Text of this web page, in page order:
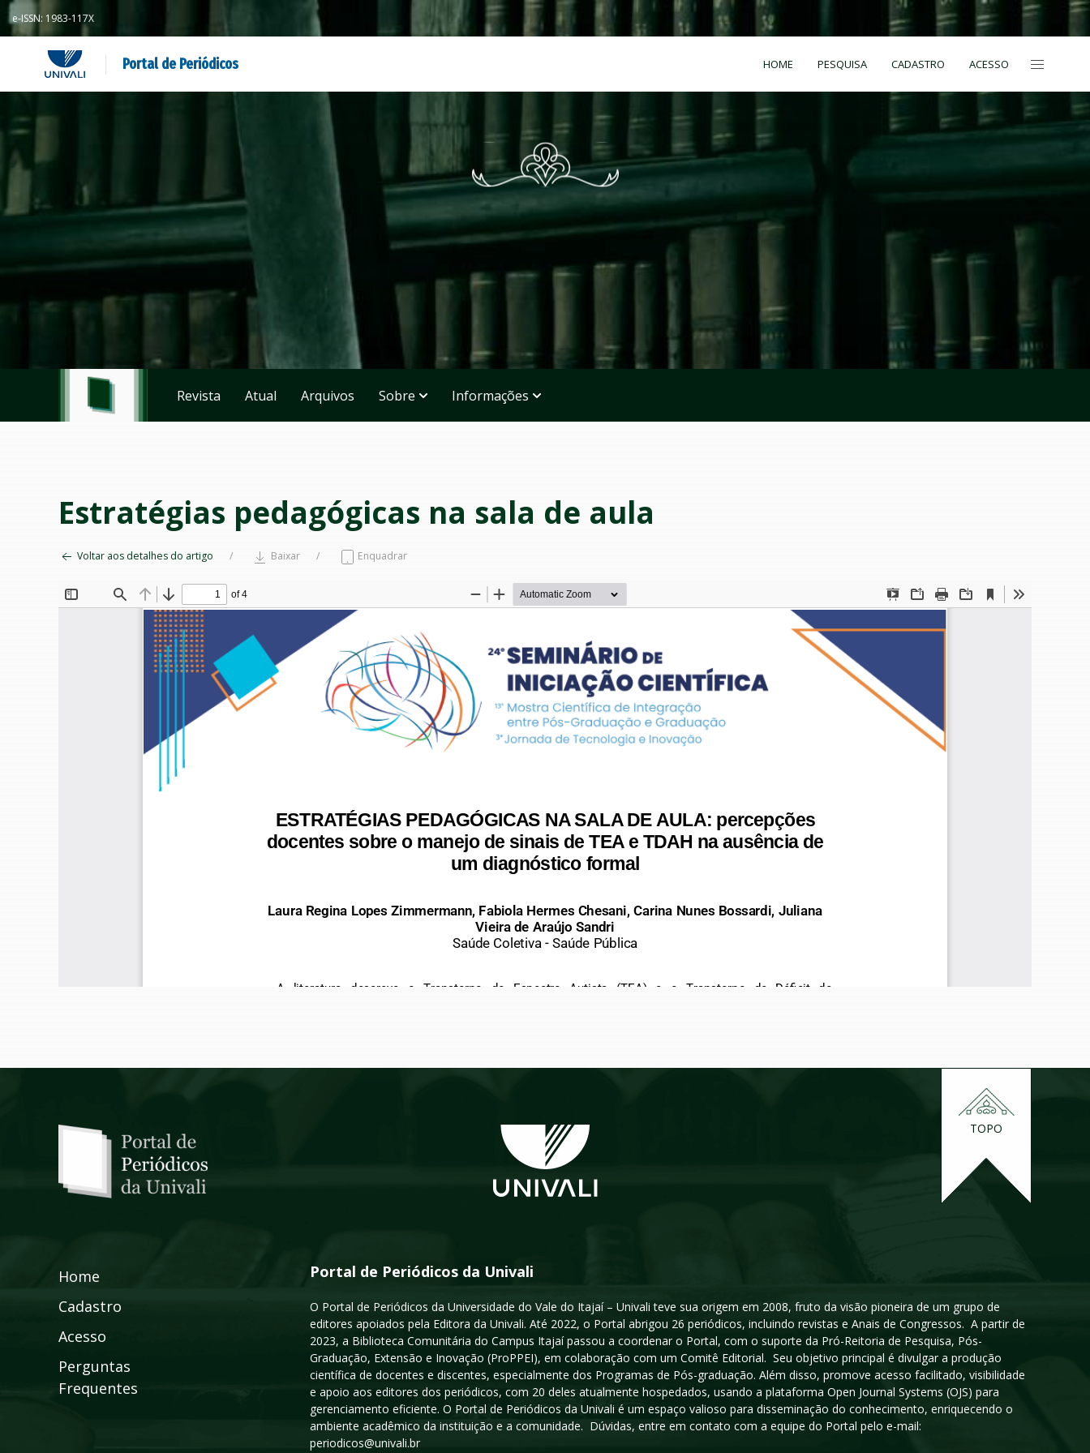
e-ISSN: 1983-117X
Portal de Periódicos HOME PESQUISA CADASTRO ACESSO
Revista Atual Arquivos Sobre Informações
Estratégias pedagógicas na sala de aula
Voltar aos detalhes do artigo Baixar Enquadrar
TOPO
Home
Cadastro
Acesso
Perguntas
Frequentes
Portal de Periódicos da Univali
O Portal de Periódicos da Universidade do Vale do Itajaí – Univali teve sua origem em 2008, fruto da visão pioneira de um grupo de
editores apoiados pela Editora da Univali. Até 2022, o Portal abrigou 26 periódicos, incluindo revistas e Anais de Congressos. A partir de
2023, a Biblioteca Comunitária do Campus Itajaí passou a coordenar o Portal, com o suporte da Pró-Reitoria de Pesquisa, Pós-
Graduação, Extensão e Inovação (ProPPEI), em colaboração com um Comitê Editorial. Seu objetivo principal é divulgar a produção
científica de docentes e discentes, especialmente dos Programas de Pós-graduação. Além disso, promove acesso facilitado, visibilidade
e apoio aos editores dos periódicos, com 20 deles atualmente hospedados, usando a plataforma Open Journal Systems (OJS) para
gerenciamento eficiente. O Portal de Periódicos da Univali é um espaço valioso para disseminação do conhecimento, enriquecendo o
ambiente acadêmico da instituição e a comunidade. Dúvidas, entre em contato com a equipe do Portal pelo e-mail:
periodicos@univali.br